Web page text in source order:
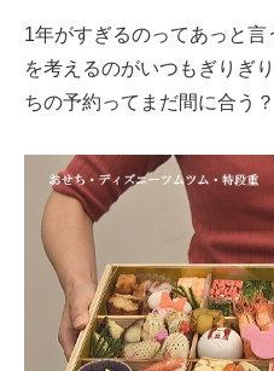
1年がすぎるのってあっと
を考えるのがいつもぎりぎ
ちの予約ってまだ間に合う？